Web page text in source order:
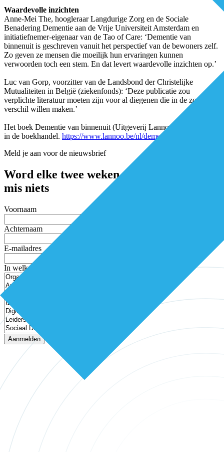
Waardevolle inzichten
Anne-Mei The, hoogleraar Langdurige Zorg en de Sociale
Benadering Dementie aan de Vrije Universiteit Amsterdam en
initiatiefnemer-eigenaar van de Tao of Care: ‘Dementie van
binnenuit is geschreven vanuit het perspectief van de bewoners zelf.
Zo geven ze mensen die moeilijk hun ervaringen kunnen
verwoorden toch een stem. En dat levert waardevolle inzichten op.’
Luc van Gorp, voorzitter van de Landsbond der Christelijke
Mutualiteiten in België (ziekenfonds): ‘Deze publicatie zou
verplichte literatuur moeten zijn voor al diegenen die in de zorg het
verschil willen maken.’
Het boek Dementie van binnenuit (Uitgeverij Lannoo) ligt vanaf nu
in de boekhandel. https://www.lannoo.be/nl/dementie-van-binnenuit
Meld je aan voor de nieuwsbrief
Word elke twee weken geïnspireerd en
mis niets
Voornaam
Achternaam
E-mailadres
In welke thema’s ben je geïnteresseerd?